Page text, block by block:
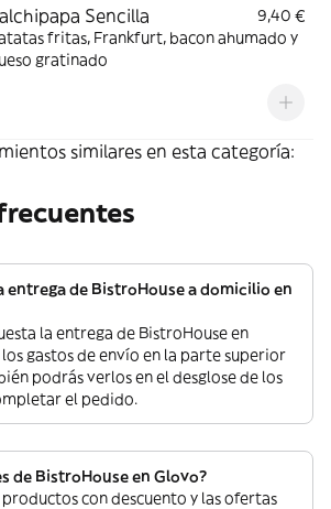
Sencilla
9,40 €
fritas, Frankfurt, bacon ahumado y
gratinado
similares en esta categoría:
entrega de BistroHouse a domicilio en
la entrega de BistroHouse en
los gastos de envío en la parte superior
podrás verlos en el desglose de los
el pedido.
de BistroHouse en Glovo?
productos con descuento y las ofertas